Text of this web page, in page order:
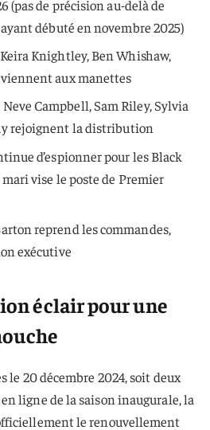
(pas de précision au-delà de
débuté en novembre 2025)
Keira Knightley, Ben Whishaw,
aux manettes
Neve Campbell, Sam Riley, Sylvia
rejoignent la distribution
d’espionner pour les Black
vise le poste de Premier
reprend les commandes,
exécutive
éclair pour une
le 20 décembre 2024, soit deux
ligne de la saison inaugurale, la
le renouvellement